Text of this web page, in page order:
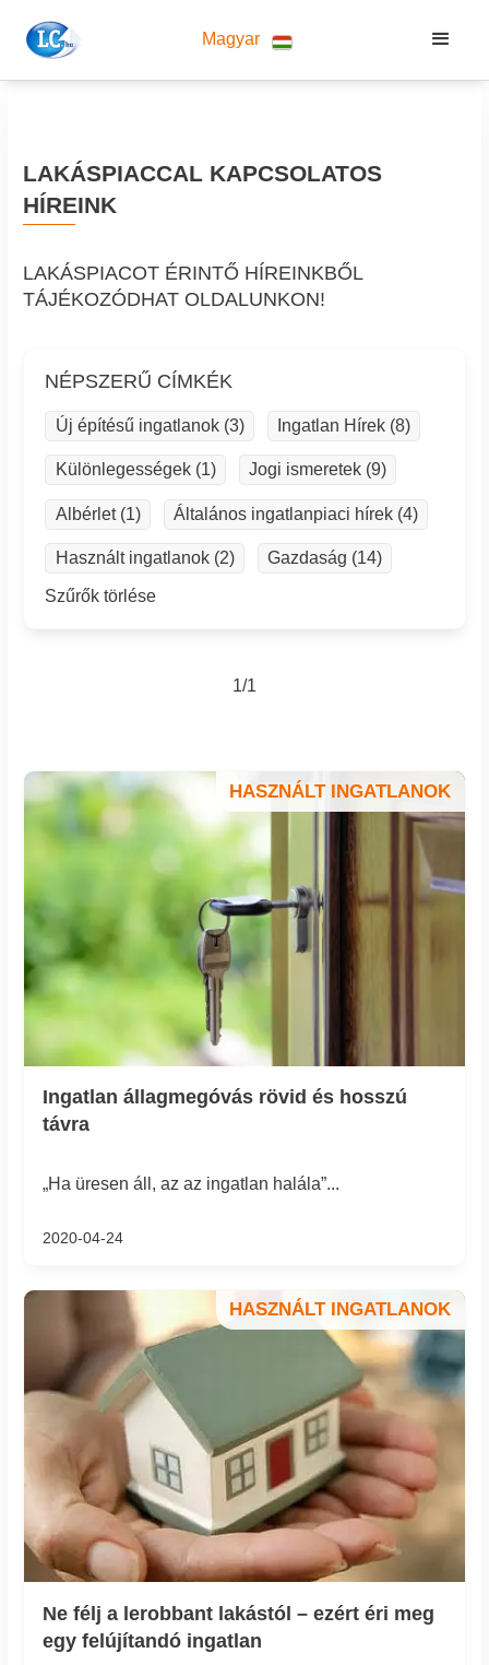
Magyar
LAKÁSPIACCAL KAPCSOLATOS
HÍREINK
LAKÁSPIACOT ÉRINTŐ HÍREINKBŐL
TÁJÉKOZÓDHAT OLDALUNKON!
1/1
HASZNÁLT INGATLANOK
Ingatlan állagmegóvás rövid és hosszú
távra
„Ha üresen áll, az az ingatlan halála”...
2020-04-24
HASZNÁLT INGATLANOK
Ne félj a lerobbant lakástól – ezért éri meg
egy felújítandó ingatlan
NÉPSZERŰ CÍMKÉK
Új építésű ingatlanok (3) Ingatlan Hírek (8)
Különlegességek (1) Jogi ismeretek (9)
Albérlet (1) Általános ingatlanpiaci hírek (4)
Használt ingatlanok (2) Gazdaság (14)
Szűrők törlése